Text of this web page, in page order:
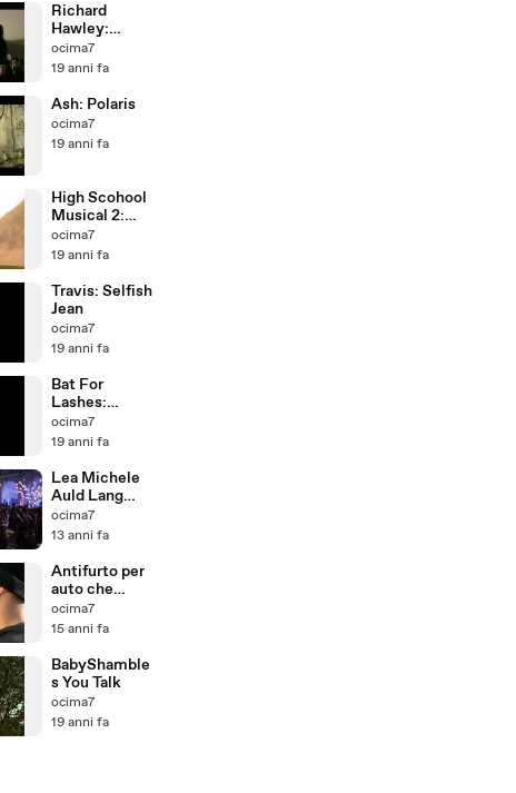
Richard
Hawley:
Tonight The
Streets Are
ocima7
19 anni fa
Ash: Polaris
ocima7
19 anni fa
High Scohool
Musical 2:
What Time Is
It
ocima7
19 anni fa
Travis: Selfish
Jean
ocima7
19 anni fa
Bat For
Lashes:
What's A Girl
To Do
ocima7
19 anni fa
Lea Michele
Auld Lang
Syne (Valzer
delle candele)
Capodanno A
New York
(New Year's
Eve)
ocima7
13 anni fa
Antifurto per
auto che
simula un
orgasmo
ocima7
15 anni fa
BabyShamble
s You Talk
ocima7
19 anni fa